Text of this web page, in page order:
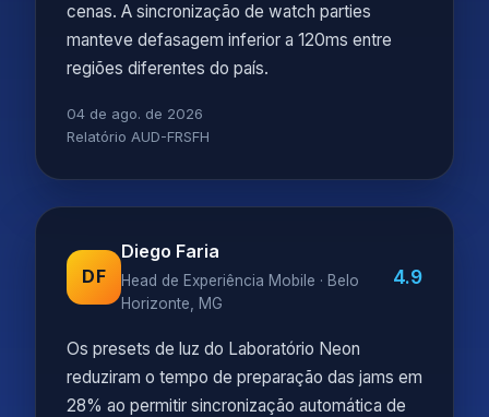
cenas. A sincronização de watch parties
manteve defasagem inferior a 120ms entre
regiões diferentes do país.
04 de ago. de 2026
Relatório AUD-FRSFH
DF
Diego Faria
Head de Experiência Mobile · Belo
Horizonte, MG
4.9
Os presets de luz do Laboratório Neon
reduziram o tempo de preparação das jams em
28% ao permitir sincronização automática de